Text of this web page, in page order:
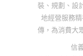
裝、規劃、設
地經營服務
傳，為消費大
信